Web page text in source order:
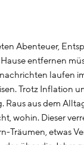
Abenteuer,
entfernen
laufen
Trotz Inflation
aus dem
wohin. Dieser
Träumen, etwas